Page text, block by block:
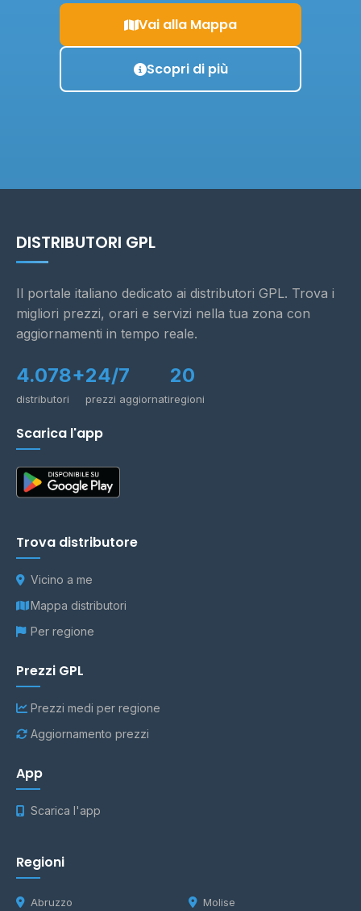
Vai alla Mappa
Scopri di più
DISTRIBUTORI GPL
Il portale italiano dedicato ai distributori GPL. Trova i
migliori prezzi, orari e servizi nella tua zona con
aggiornamenti in tempo reale.
4.078+
distributori
24/7
prezzi aggiornati
20
regioni
Scarica l'app
Trova distributore
Vicino a me
Mappa distributori
Per regione
Prezzi GPL
Prezzi medi per regione
Aggiornamento prezzi
App
Scarica l'app
Regioni
Abruzzo Molise